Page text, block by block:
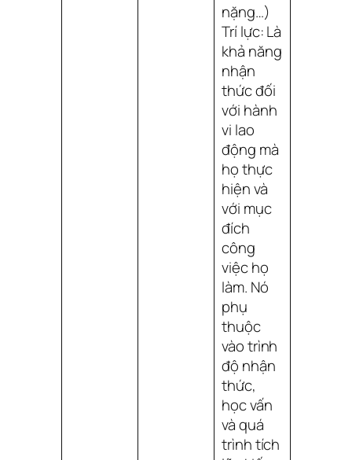
nặng…)
Trí lực: Là
khả năng
nhận
thức đối
với hành
vi lao
động mà
họ thực
hiện và
với mục
đích
công
việc họ
làm. Nó
phụ
thuộc
vào trình
độ nhận
thức,
học vấn
và quá
trình tích